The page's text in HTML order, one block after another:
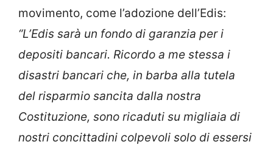
movimento, come l’adozione dell’Edis:
“L’Edis sarà un fondo di garanzia per i
depositi bancari. Ricordo a me stessa i
disastri bancari che, in barba alla tutela
del risparmio sancita dalla nostra
Costituzione, sono ricaduti su migliaia di
nostri concittadini colpevoli solo di essersi